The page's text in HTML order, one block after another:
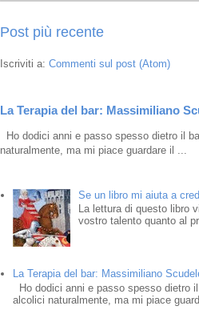
Post più recente
Iscriviti a: Commenti sul post (Atom)
La Terapia del bar: Massimiliano
Ho dodici anni e passo spesso dietro il
naturalmente, ma mi piace guardare il ...
Se un libro mi aiuta a
La lettura di questo libro
vostro talento quanto al
La Terapia del bar: Massimiliano
Ho dodici anni e passo spesso dietro
alcolici naturalmente, ma mi piace